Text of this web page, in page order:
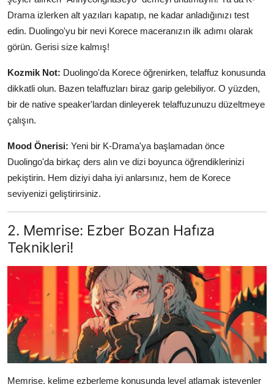
Drama izlerken alt yazıları kapatıp, ne kadar anladığınızı test
edin. Duolingo'yu bir nevi Korece maceranızın ilk adımı olarak
görün. Gerisi size kalmış!
Kozmik Not: Duolingo'da Korece öğrenirken, telaffuz konusunda
dikkatli olun. Bazen telaffuzları biraz garip gelebiliyor. O yüzden,
bir de native speaker'lardan dinleyerek telaffuzunuzu düzeltmeye
çalışın.
Mood Önerisi: Yeni bir K-Drama'ya başlamadan önce
Duolingo'da birkaç ders alın ve dizi boyunca öğrendiklerinizi
pekiştirin. Hem diziyi daha iyi anlarsınız, hem de Korece
seviyenizi geliştirirsiniz.
2. Memrise: Ezber Bozan Hafıza
Teknikleri!
Memrise, kelime ezberleme konusunda level atlamak isteyenler